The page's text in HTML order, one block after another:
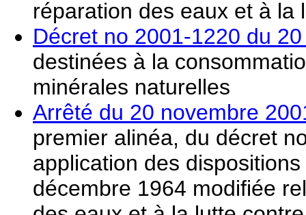
réparation des eaux et à la
Décret no 2001-1220 du
destinées à la
minérales naturelles
Arrêté du 20 novembre
premier alinéa, du décret
application des
décembre 1964 modifiée